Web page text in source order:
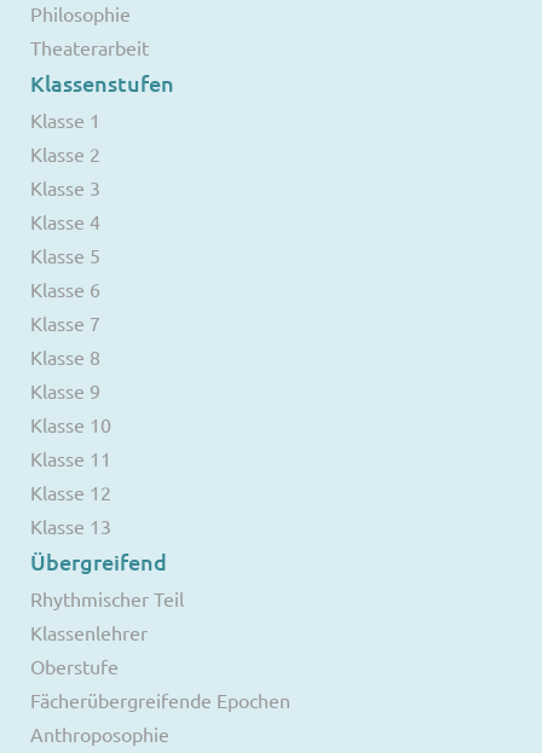
Philosophie
Theaterarbeit
Klassenstufen
Klasse 1
Klasse 2
Klasse 3
Klasse 4
Klasse 5
Klasse 6
Klasse 7
Klasse 8
Klasse 9
Klasse 10
Klasse 11
Klasse 12
Klasse 13
Übergreifend
Rhythmischer Teil
Klassenlehrer
Oberstufe
Fächerübergreifende Epochen
Anthroposophie